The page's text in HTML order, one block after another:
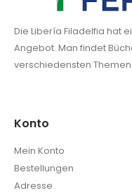
Die Libería Filadelfia hat
Angebot. Man findet
verschiedensten Themen.
Konto
Mein Konto
Bestellungen
Adresse